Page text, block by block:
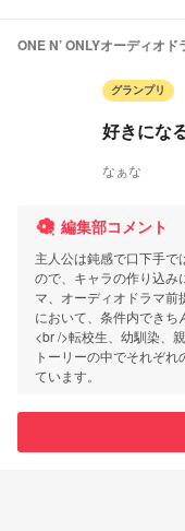
ONE N’ ONLYオーディオ
グランプリ
好きにな
なぁな
編集部コメント
主人公は鈍感で口下手
ので、キャラの作り込み
マ、オーディオドラマ前
において、条件内できち
<br />転校生、幼馴染、
トーリーの中でそれぞ
ています。